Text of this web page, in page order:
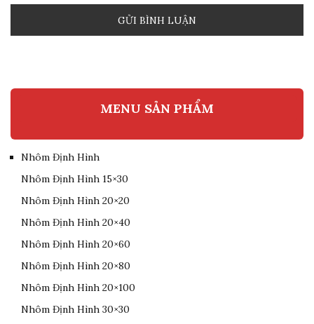
MENU SẢN PHẨM
Nhôm Định Hình
Nhôm Định Hình 15×30
Nhôm Định Hình 20×20
Nhôm Định Hình 20×40
Nhôm Định Hình 20×60
Nhôm Định Hình 20×80
Nhôm Định Hình 20×100
Nhôm Định Hình 30×30